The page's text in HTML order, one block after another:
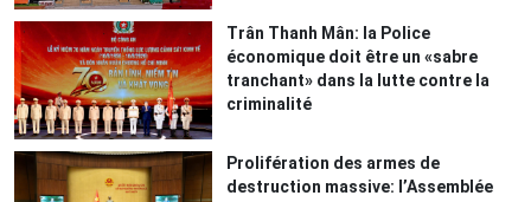
Trân Thanh Mân: la Police
économique doit être un «sabre
tranchant» dans la lutte contre la
criminalité
Prolifération des armes de
destruction massive: l’Assemblée